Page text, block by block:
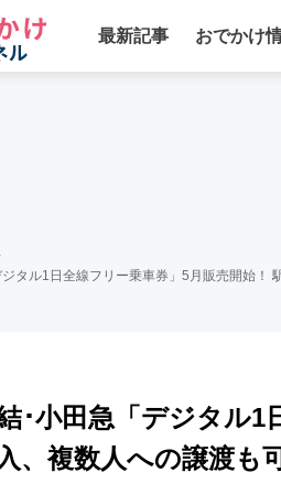
最新記事 おでかけ
タル1日全線フリー乗車券」5月販売開始！
･小田急「デジタル1
、複数人への譲渡も